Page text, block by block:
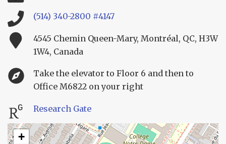
(514) 340-2800 #4147
4545 Chemin Queen-Mary, Montréal, QC, H3W
1W4, Canada
Take the elevator to Floor 6 and then to
Office M6822 on your right
Research Gate
+